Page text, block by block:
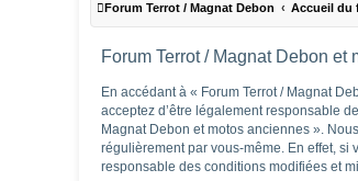
Forum Terrot / Magnat Debon Accueil du
Forum Terrot / Magnat Debon
En accédant à « Forum Terrot / Magnat
acceptez d’être légalement responsable
Magnat Debon et motos anciennes ».
régulièrement par vous-même. En effet, si
responsable des conditions modifiées et